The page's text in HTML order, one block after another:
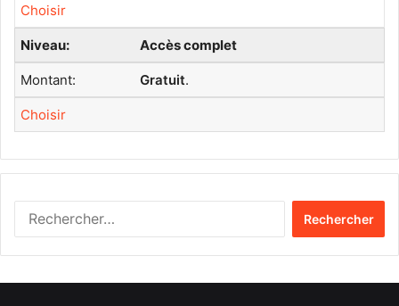
Choisir
Accès complet
Gratuit.
Choisir